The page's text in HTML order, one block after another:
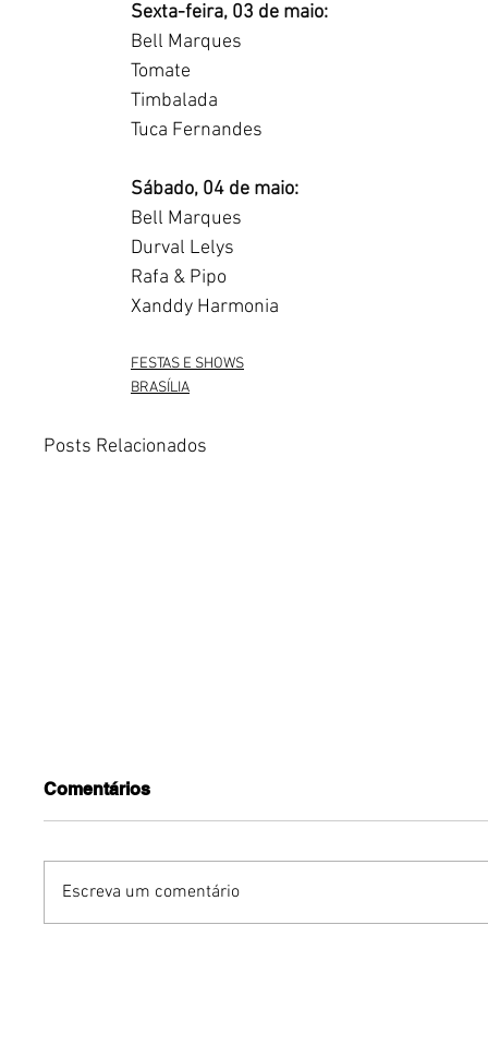
Sexta-feira, 03 de maio:
Bell Marques
Tomate
Timbalada
Tuca Fernandes
Sábado, 04 de maio:
Bell Marques
Durval Lelys
Rafa & Pipo
Xanddy Harmonia
FESTAS E SHOWS
BRASÍLIA
Posts Relacionados
Comentários
Escreva um comentário